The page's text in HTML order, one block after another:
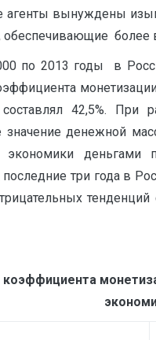
агенты вынуждены
обеспечивающие более
по 2013 годы в
42,5%. При
значение денежной
экономики деньгами
последние три года в
тенденций
коэффициента